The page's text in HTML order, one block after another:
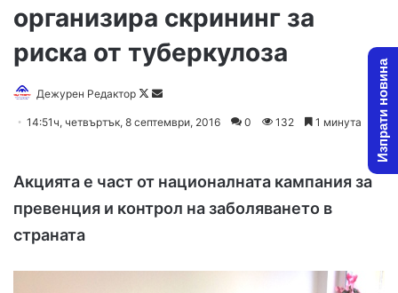
организира скрининг за
риска от туберкулоза
Дежурен Редактор
F
o
o
a
14:51ч, четвъртък, 8 септември, 2016 0 132 1 минута
Акцията е част от националната кампания за
превенция и контрол на заболяването в
страната
Изпрати новина